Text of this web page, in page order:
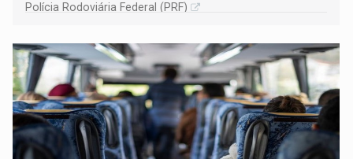
Polícia Rodoviária Federal (PRF)